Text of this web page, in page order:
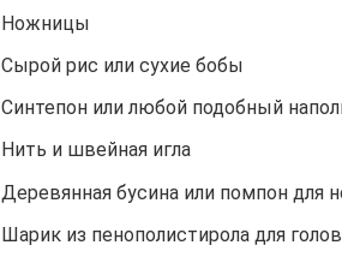
Ножницы
Сырой рис или сухие бобы
Синтепон или любой подобный
Нить и швейная игла
Деревянная бусина или помпон для
Шарик из пенополистирола для